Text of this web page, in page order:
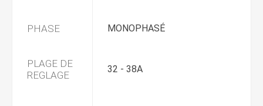
PHASE MONOPHASÉ
PLAGE DE
REGLAGE
32 - 38A